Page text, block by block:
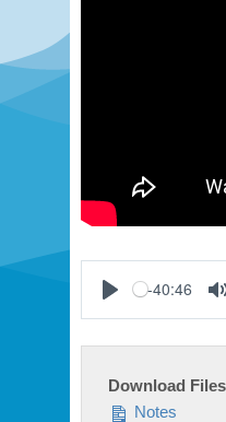
Play
-40:46
Download Files
Notes